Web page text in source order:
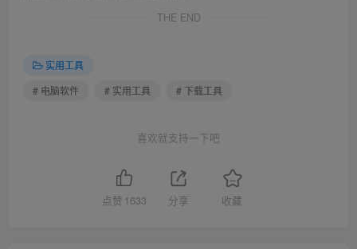
THE END
实用工具
# 电脑软件
# 实用工具 # 下载工具
喜欢就支持一下吧
点赞 1633 分享 收藏